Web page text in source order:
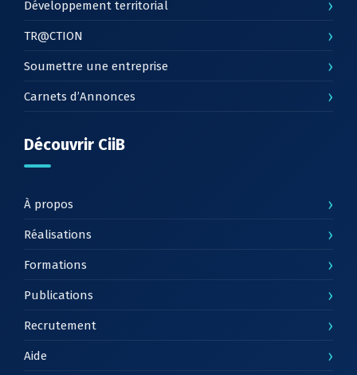
Développement territorial ›
TR@CTION ›
Soumettre une entreprise ›
Carnets d’Annonces ›
Découvrir CiiB
À propos ›
Réalisations ›
Formations ›
Publications ›
Recrutement ›
Aide ›